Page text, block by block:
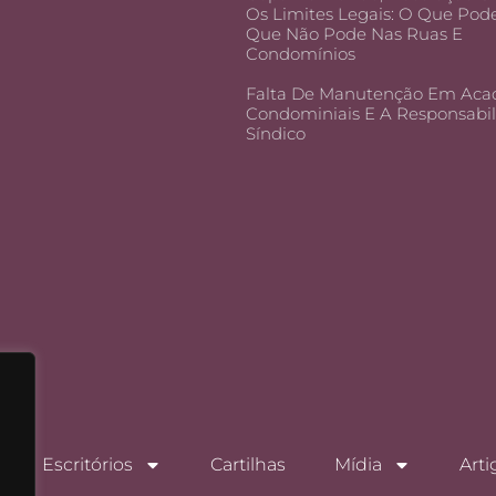
Os Limites Legais: O Que
Que Não Pode Nas Ruas E
Condomínios
Falta De Manutenção Em
Condominiais E A
Síndico
Escritórios Cartilhas Mídia